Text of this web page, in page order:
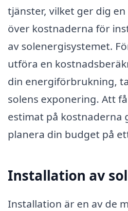
tjänster, vilket ger dig
över kostnaderna för
av solenergisystemet.
utföra en
din energiförbrukning,
solens exponering. Att
estimat på kostnaderna
planera din budget på
Installation av
Installation är en av de